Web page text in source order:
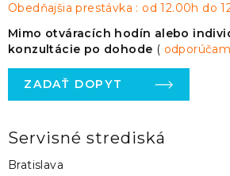
Obedňajšia prestávka : od 12.00h do
Mimo otváracích hodín alebo
konzultácie po dohode (
ZADAŤ DOPYT
Servisné strediská
Bratislava